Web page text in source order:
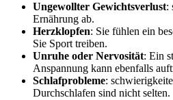
Ungewollter Gewichtsverlust:
Ernährung ab.
Herzklopfen:​ Sie fühlen ein
‌Sie ​Sport treiben.
Unruhe oder Nervosität: Ein
Anspannung ⁢kann ebenfalls​
Schlafprobleme:
Durchschlafen sind nicht selten.